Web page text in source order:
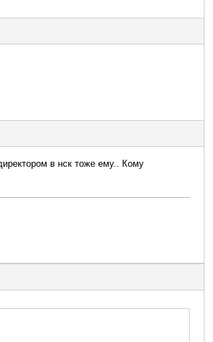
в нск тоже ему.. Кому